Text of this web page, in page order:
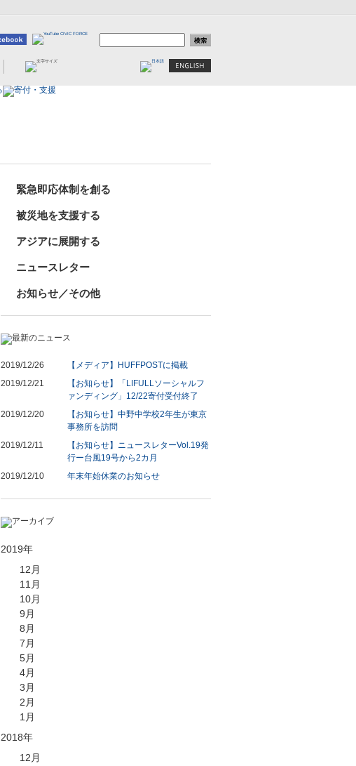
緊急即応体制を創る
被災地を支援する
アジアに展開する
ニュースレター
お知らせ／その他
2019/12/26
【メディア】HUFFPOSTに掲載
2019/12/21
【お知らせ】「LIFULLソーシャルフ
ァンディング」12/22寄付受付終了
2019/12/20
【お知らせ】中野中学校2年生が東京
事務所を訪問
2019/12/11
【お知らせ】ニュースレターVol.19発
行ー台風19号から2カ月
2019/12/10
年末年始休業のお知らせ
2019年
12月
11月
10月
9月
8月
7月
5月
4月
3月
2月
1月
2018年
12月